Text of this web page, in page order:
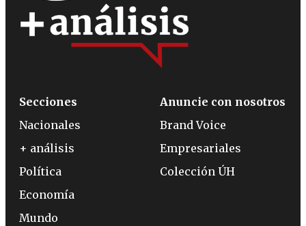
Secciones
Nacionales
+ análisis
Política
Economía
Mundo
Anuncie con nosotros
Brand Voice
Empresariales
Colección ÚH